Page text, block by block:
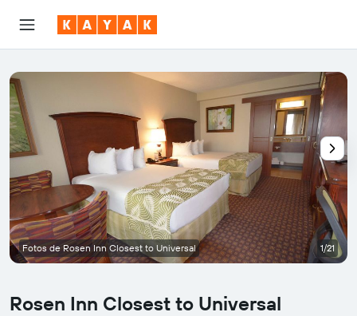
Rosen Inn Closest to Universal
Fotos de Rosen Inn Closest to Universal 1/21